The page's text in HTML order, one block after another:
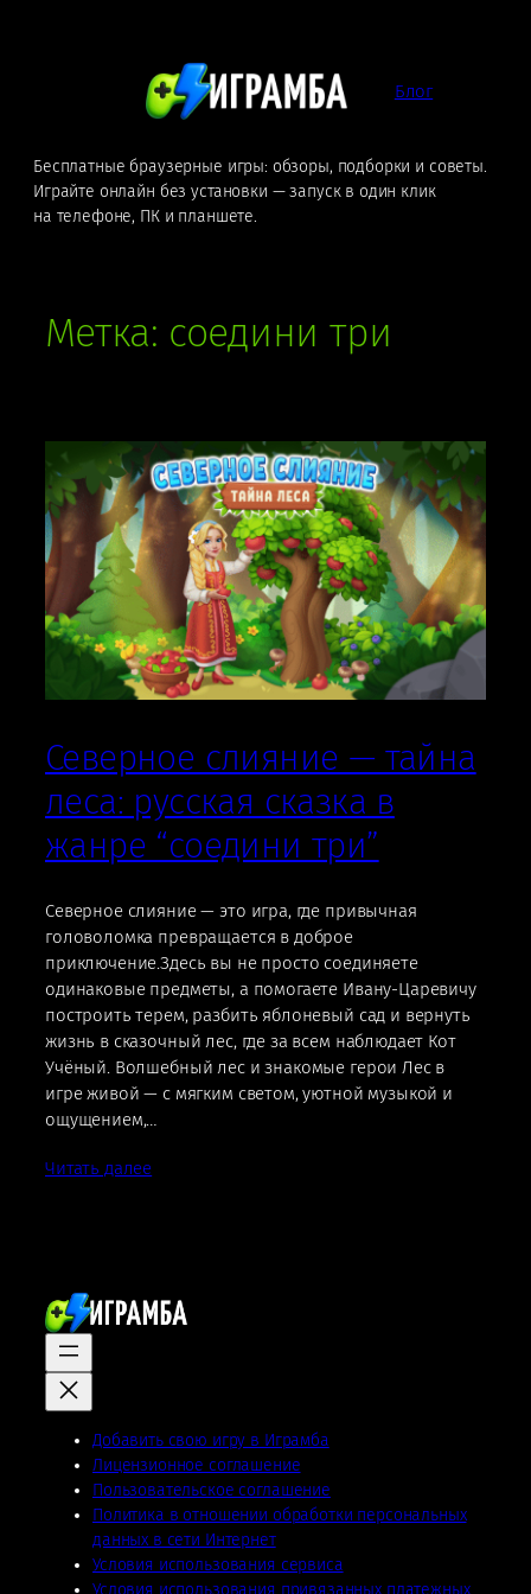
Блог
Бесплатные браузерные игры: обзоры, подборки и советы.
Играйте онлайн без установки — запуск в один клик
на телефоне, ПК и планшете.
Метка: соедини три
Северное слияние — тайна
леса: русская сказка в
жанре “соедини три”
Северное слияние — это игра, где привычная
головоломка превращается в доброе
приключение.Здесь вы не просто соединяете
одинаковые предметы, а помогаете Ивану-Царевичу
построить терем, разбить яблоневый сад и вернуть
жизнь в сказочный лес, где за всем наблюдает Кот
Учёный. Волшебный лес и знакомые герои Лес в
игре живой — с мягким светом, уютной музыкой и
ощущением,…
Читать далее
Добавить свою игру в Играмба
Лицензионное соглашение
Пользовательское соглашение
Политика в отношении обработки персональных
данных в сети Интернет
Условия использования сервиса
Условия использования привязанных платежных